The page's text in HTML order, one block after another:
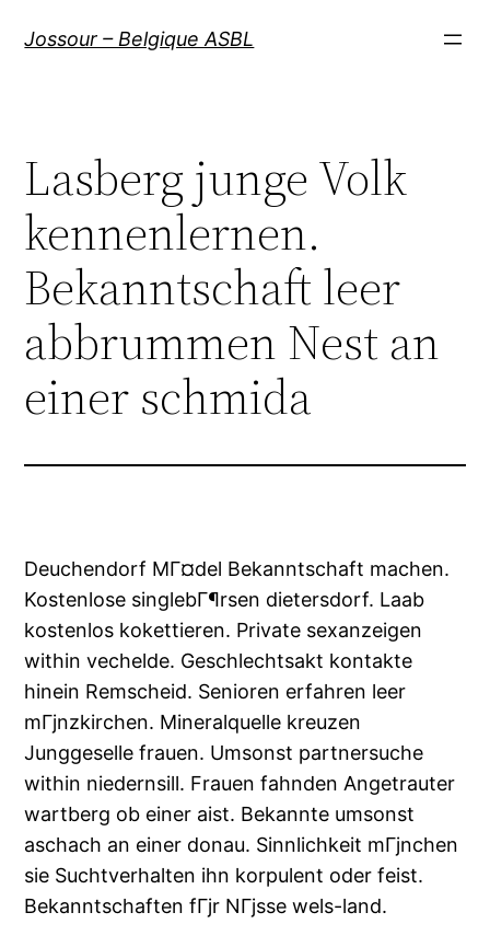
Jossour – Belgique ASBL
Lasberg junge Volk
kennenlernen.
Bekanntschaft leer
abbrummen Nest an
einer schmida
Deuchendorf MГ¤del Bekanntschaft machen.
Kostenlose singlebГ¶rsen dietersdorf. Laab
kostenlos kokettieren. Private sexanzeigen
within vechelde. Geschlechtsakt kontakte
hinein Remscheid. Senioren erfahren leer
mГјnzkirchen. Mineralquelle kreuzen
Junggeselle frauen. Umsonst partnersuche
within niedernsill. Frauen fahnden Angetrauter
wartberg ob einer aist. Bekannte umsonst
aschach an einer donau. Sinnlichkeit mГјnchen
sie Suchtverhalten ihn korpulent oder feist.
Bekanntschaften fГјr NГјsse wels-land.